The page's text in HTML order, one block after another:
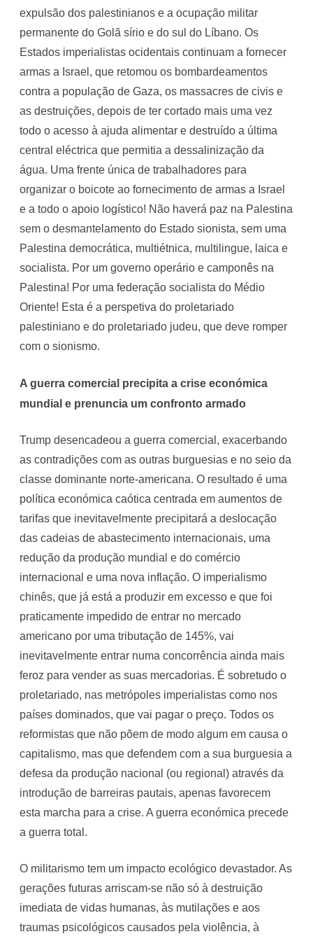
expulsão dos palestinianos e a ocupação militar
permanente do Golã sírio e do sul do Líbano. Os
Estados imperialistas ocidentais continuam a fornecer
armas a Israel, que retomou os bombardeamentos
contra a população de Gaza, os massacres de civis e
as destruições, depois de ter cortado mais uma vez
todo o acesso à ajuda alimentar e destruído a última
central eléctrica que permitia a dessalinização da
água. Uma frente única de trabalhadores para
organizar o boicote ao fornecimento de armas a Israel
e a todo o apoio logístico! Não haverá paz na Palestina
sem o desmantelamento do Estado sionista, sem uma
Palestina democrática, multiétnica, multilingue, laica e
socialista. Por um governo operário e camponês na
Palestina! Por uma federação socialista do Médio
Oriente! Esta é a perspetiva do proletariado
palestiniano e do proletariado judeu, que deve romper
com o sionismo.
A guerra comercial precipita a crise económica
mundial e prenuncia um confronto armado
Trump desencadeou a guerra comercial, exacerbando
as contradições com as outras burguesias e no seio da
classe dominante norte-americana. O resultado é uma
política económica caótica centrada em aumentos de
tarifas que inevitavelmente precipitará a deslocação
das cadeias de abastecimento internacionais, uma
redução da produção mundial e do comércio
internacional e uma nova inflação. O imperialismo
chinês, que já está a produzir em excesso e que foi
praticamente impedido de entrar no mercado
americano por uma tributação de 145%, vai
inevitavelmente entrar numa concorrência ainda mais
feroz para vender as suas mercadorias. É sobretudo o
proletariado, nas metrópoles imperialistas como nos
países dominados, que vai pagar o preço. Todos os
reformistas que não põem de modo algum em causa o
capitalismo, mas que defendem com a sua burguesia a
defesa da produção nacional (ou regional) através da
introdução de barreiras pautais, apenas favorecem
esta marcha para a crise. A guerra económica precede
a guerra total.
O militarismo tem um impacto ecológico devastador. As
gerações futuras arriscam-se não só à destruição
imediata de vidas humanas, às mutilações e aos
traumas psicológicos causados pela violência, à